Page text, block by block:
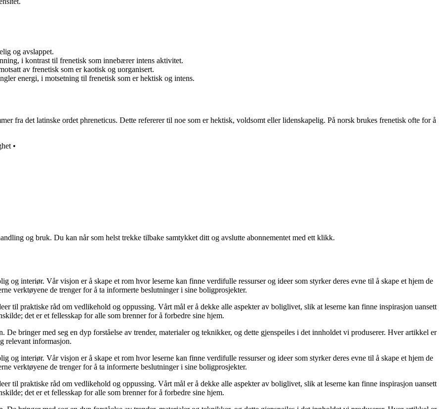
og avslappet.
i kontrast til frenetisk som innebærer intens aktivitet.
av frenetisk som er kaotisk og uorganisert.
energi, i motsetning til frenetisk som er hektisk og intens.
fra det latinske ordet phreneticus. Dette refererer til noe som er hektisk, voldsomt eller lidenskapelig. På norsk brukes frenetisk ofte for å
•
og bruk. Du kan når som helst trekke tilbake samtykket ditt og avslutte abonnementet med ett klikk.
interiør. Vår visjon er å skape et rom hvor leserne kan finne verdifulle ressurser og ideer som styrker deres evne til å skape et hjem de
verktøyene de trenger for å ta informerte beslutninger i sine boligprosjekter.
til praktiske råd om vedlikehold og oppussing. Vårt mål er å dekke alle aspekter av boliglivet, slik at leserne kan finne inspirasjon uansett
det er et fellesskap for alle som brenner for å forbedre sine hjem.
bringer med seg en dyp forståelse av trender, materialer og teknikker, og dette gjenspeiles i det innholdet vi produserer. Hver artikkel er
relevant informasjon.
interiør. Vår visjon er å skape et rom hvor leserne kan finne verdifulle ressurser og ideer som styrker deres evne til å skape et hjem de
verktøyene de trenger for å ta informerte beslutninger i sine boligprosjekter.
til praktiske råd om vedlikehold og oppussing. Vårt mål er å dekke alle aspekter av boliglivet, slik at leserne kan finne inspirasjon uansett
det er et fellesskap for alle som brenner for å forbedre sine hjem.